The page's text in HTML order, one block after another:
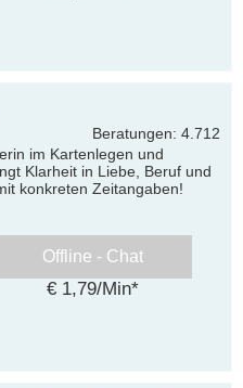
Beratungen: 4.712
im Kartenlegen und
Klarheit in Liebe, Beruf und
konkreten Zeitangaben!
Offline - Chat
€ 1,79/Min*